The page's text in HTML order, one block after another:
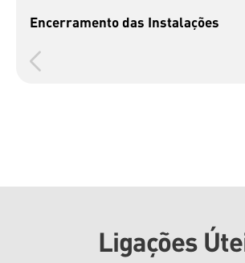
Encerramento das Instalações
Ligações